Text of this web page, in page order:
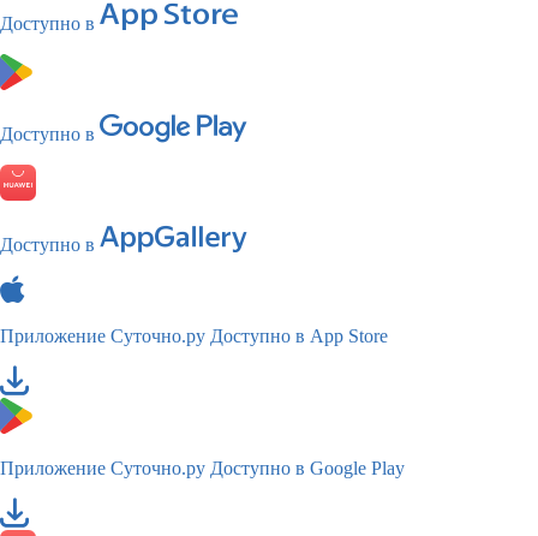
Доступно в
Доступно в
Доступно в
Приложение Суточно.ру Доступно в App Store
Приложение Суточно.ру Доступно в Google Play